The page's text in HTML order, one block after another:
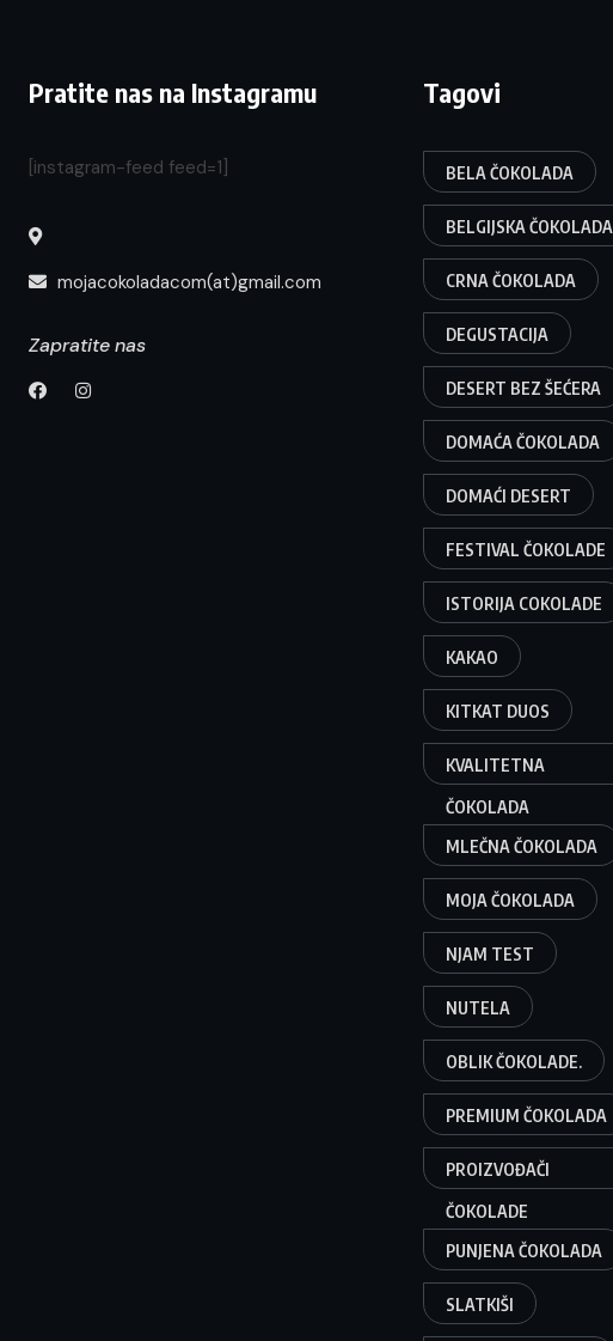
Pratite nas na Instagramu
[instagram-feed feed=1]
mojacokoladacom(at)gmail.com
Zapratite nas
Tagovi
BELA ČOKOLADA
BELGIJSKA ČOKOLADA
CRNA ČOKOLADA
DEGUSTACIJA
DESERT BEZ ŠEĆERA
DOMAĆA ČOKOLADA
DOMAĆI DESERT
FESTIVAL ČOKOLADE
ISTORIJA COKOLADE
KAKAO
KITKAT DUOS
KVALITETNA
ČOKOLADA
MLEČNA ČOKOLADA
MOJA ČOKOLADA
NJAM TEST
NUTELA
OBLIK ČOKOLADE.
PREMIUM ČOKOLADA
PROIZVOĐAČI
ČOKOLADE
PUNJENA ČOKOLADA
SLATKIŠI